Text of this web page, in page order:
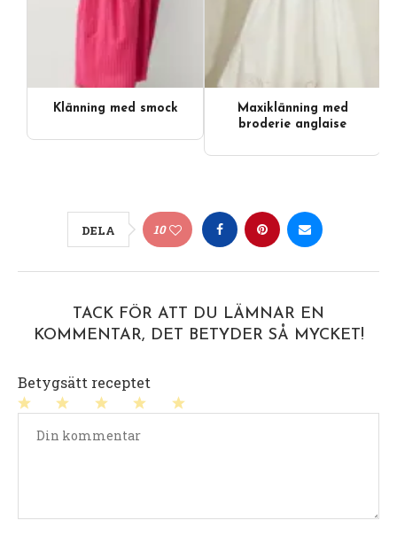
Klänning med smock
Maxiklänning med
broderie anglaise
DELA 10
TACK FÖR ATT DU LÄMNAR EN
KOMMENTAR, DET BETYDER SÅ MYCKET!
Betygsätt receptet
stjärnor
stjärnor
stjärnor
stjärna